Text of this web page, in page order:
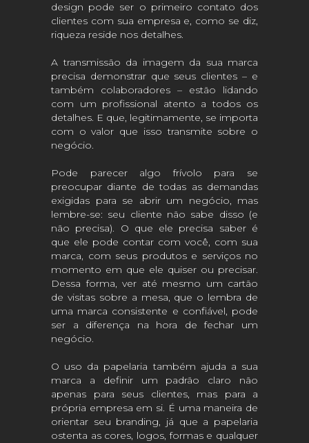
design pode ser o primeiro contato dos
clientes com sua empresa e, como se diz,
riqueza reside nos detalhes.
A transmissão da imagem da sua marca
precisa demonstrar que seus clientes – e
também colaboradores – estão lidando
com um profissional atento a todos os
detalhes. E que, legitimamente, se importa
com o valor que isso transmite sobre o
negócio.
Pode parecer algo frívolo para se
preocupar diante de todas as demandas
exigidas para se abrir um negócio, mas
lembre-se: seu cliente não sabe disso (e
não precisa). O que ele precisa saber é
que ele pode contar com você, com sua
marca, com seus produtos e serviços no
momento em que ele quiser ou precisar.
Dessa forma, ver até mesmo um cartão
de visitassobre a mesa, que o lembra de
uma marca consistente e confiável, pode
ser a diferença na hora de fechar um
negócio.
O uso da papelaria também ajuda a sua
marca a definir um padrão claro não
apenas para seus clientes, mas para a
própria empresa em si. É uma maneira de
orientar seu branding, já que a papelaria
ostenta as cores, logos, formas e qualquer